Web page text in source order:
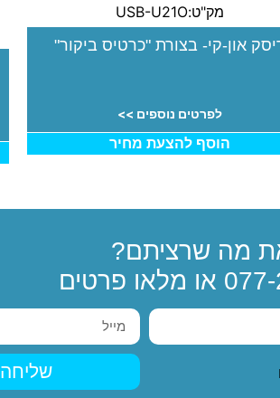
מק"ט:USB-U21O
און-קי- בצורת "כרטיס ביקור"
לפרטים נוספים >>
הוסף להצעת מחיר
מה שרציתם?
או מלאו פרטים
שליחה